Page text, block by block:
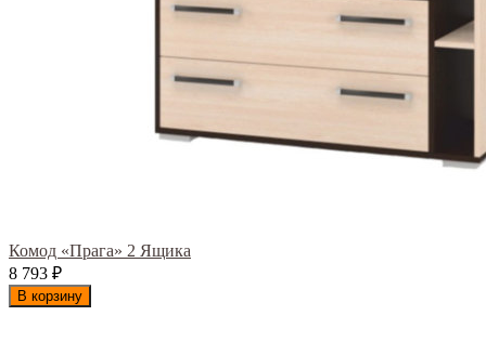
Комод «Прага» 2 Ящика
8 793 ₽
В корзину